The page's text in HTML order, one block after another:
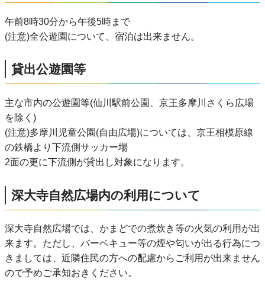
午前8時30分から午後5時まで
(注意)全公遊園について、宿泊は出来ません。
貸出公遊園等
主な市内の公遊園等(仙川駅前公園、京王多摩川さくら広場
を除く)
(注意)多摩川児童公園(自由広場)については、京王相模原線
の鉄橋より下流側サッカー場
2面の更に下流側が貸出し対象になります。
深大寺自然広場内の利用について
深大寺自然広場では、かまどでの煮炊き等の火気の利用が出
来ます。ただし、バーベキュー等の煙や匂いが出る行為につ
きましては、近隣住民の方への配慮からご利用が出来ません
ので予めご承知おきください。